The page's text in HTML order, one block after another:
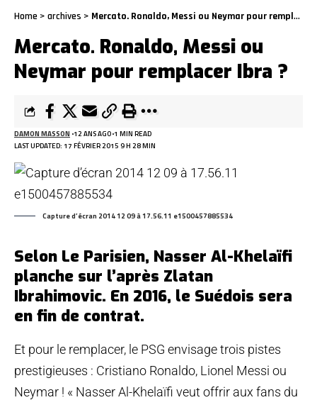
Home > archives > Mercato. Ronaldo, Messi ou Neymar pour remplacer Ibra ?
Mercato. Ronaldo, Messi ou
Neymar pour remplacer Ibra ?
LAST UPDATED: 17 FÉVRIER 2015 9 H 28 MIN
DAMON MASSON 12 ANS AGO 1 MIN READ
Capture d’écran 2014 12 09 à 17.56.11 e1500457885534
Selon Le Parisien, Nasser Al-Khelaïfi
planche sur l’après Zlatan
Ibrahimovic. En 2016, le Suédois sera
en fin de contrat.
Et pour le remplacer, le PSG envisage trois pistes
prestigieuses : Cristiano Ronaldo, Lionel Messi ou
Neymar ! « Nasser Al-Khelaïfi veut offrir aux fans du